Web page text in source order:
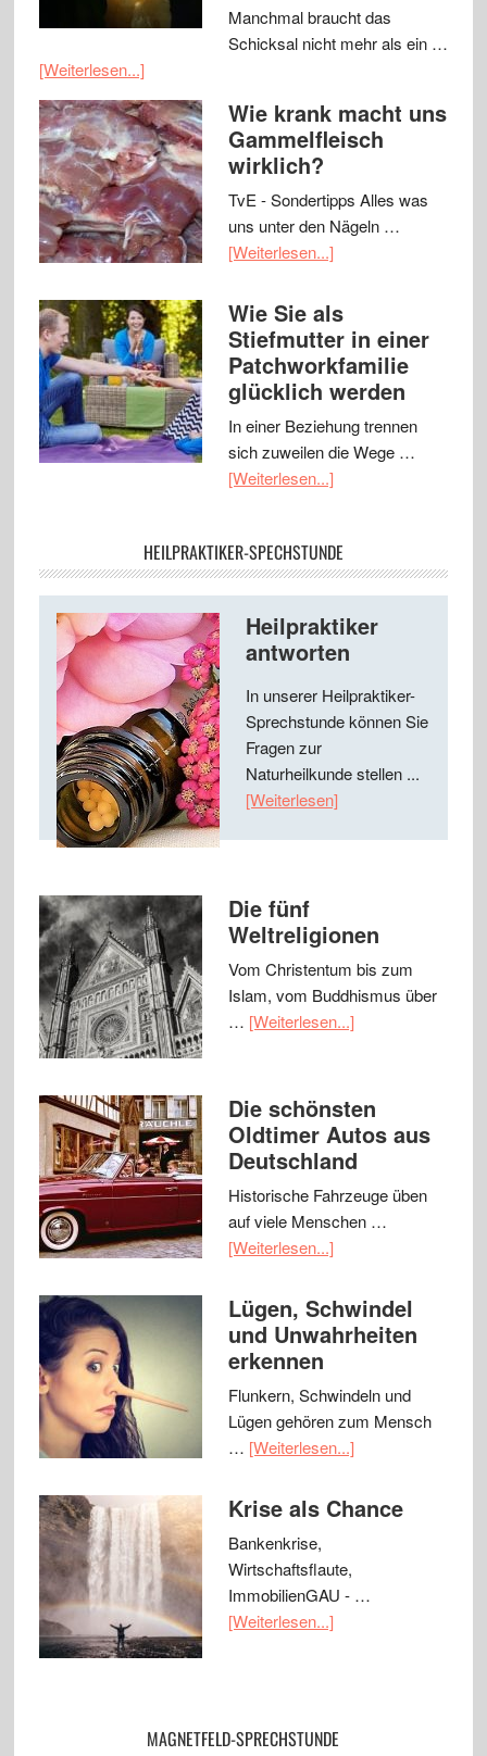
Manchmal braucht das
Schicksal nicht mehr als ein …
[Weiterlesen...]
Wie krank macht uns
Gammelfleisch
wirklich?
TvE - Sondertipps Alles was
uns unter den Nägeln …
[Weiterlesen...]
Wie Sie als
Stiefmutter in einer
Patchworkfamilie
glücklich werden
In einer Beziehung trennen
sich zuweilen die Wege …
[Weiterlesen...]
HEILPRAKTIKER-SPECHSTUNDE
Heilpraktiker
antworten
In unserer Heilpraktiker-
Sprechstunde können Sie
Fragen zur
Naturheilkunde stellen ...
[Weiterlesen]
Die fünf
Weltreligionen
Vom Christentum bis zum
Islam, vom Buddhismus über
… [Weiterlesen...]
Die schönsten
Oldtimer Autos aus
Deutschland
Historische Fahrzeuge üben
auf viele Menschen …
[Weiterlesen...]
Lügen, Schwindel
und Unwahrheiten
erkennen
Flunkern, Schwindeln und
Lügen gehören zum Mensch
… [Weiterlesen...]
Krise als Chance
Bankenkrise,
Wirtschaftsflaute,
ImmobilienGAU - …
[Weiterlesen...]
MAGNETFELD-SPRECHSTUNDE